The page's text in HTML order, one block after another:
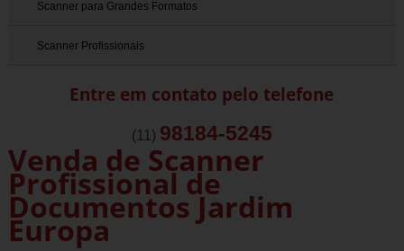
Scanner para Grandes Formatos
Scanner Profissionais
Entre em contato pelo telefone
(11) 98184-5245
Venda de Scanner
Profissional de
Documentos Jardim
Europa